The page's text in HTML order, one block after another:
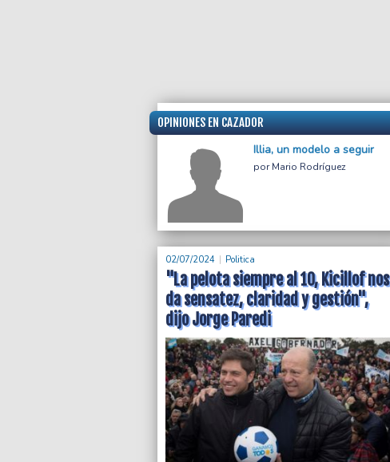
OPINIONES EN CAZADOR
Illia, un modelo a seguir
Mario Rodríguez
02/07/2024 Politica
"La pelota siempre al 10, Kicillof nos
da sensatez, claridad y gestión",
dijo Jorge Paredi